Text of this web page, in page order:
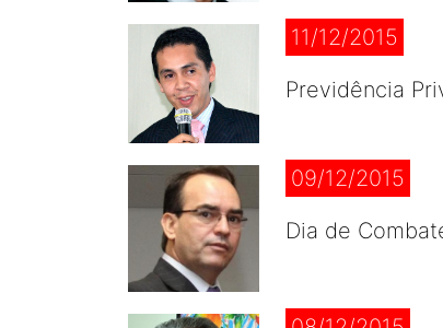
11/12/2015
Previdência
09/12/2015
Dia de